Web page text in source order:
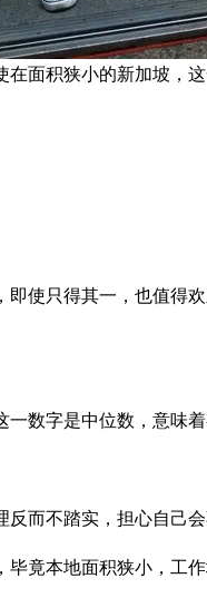
面积狭小的新加坡，
使只得其一，也值得欢
一数字是中位数，意味
而不踏实，担心自己
竟本地面积狭小，工